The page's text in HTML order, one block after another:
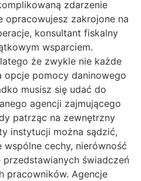
zdarzenie
zakrojone na
konsultant fiskalny
wsparciem.
że zwykle nie każde
opcje pomocy daninowego
musisz się udać do
agencji zajmującego
patrząc na zewnętrzny
instytucji można sądzić,
cechy, nierówność
świadczeń
pracowników. Agencje